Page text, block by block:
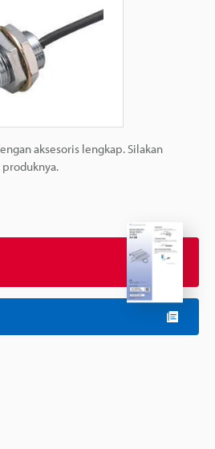
aksesoris lengkap. Silakan